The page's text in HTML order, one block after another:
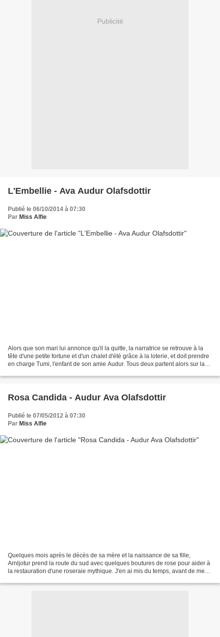
Publicité
L'Embellie - Ava Audur Olafsdottir
Publié le 06/10/2014 à 07:30
Par Miss Alfie
Alors que son mari lui annonce qu'il la quitte, la narratrice se retrouve à la
tête d'une petite fortune et d'un chalet d'été grâce à la loterie, et doit prendre
en charge Tumi, l'enfant de son amie Audur. Tous deux partent alors sur la
Rosa Candida - Audur Ava Olafsdottir
Publié le 07/05/2012 à 07:30
Par Miss Alfie
Quelques mois après le décès de sa mère et la naissance de sa fille,
Arnljotur prend la route du sud avec quelques boutures de rose pour aider à
la restauration d'une roseraie mythique. J'en ai mis du temps, avant de me